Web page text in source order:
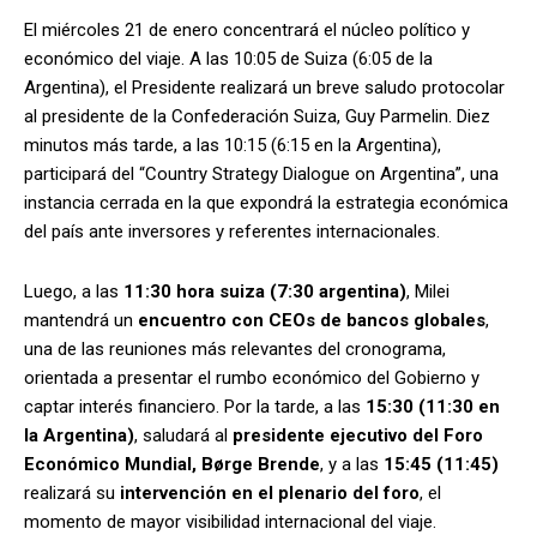
El miércoles 21 de enero concentrará el núcleo político y
económico del viaje. A las 10:05 de Suiza (6:05 de la
Argentina), el Presidente realizará un breve saludo protocolar
al presidente de la Confederación Suiza, Guy Parmelin. Diez
minutos más tarde, a las 10:15 (6:15 en la Argentina),
participará del “Country Strategy Dialogue on Argentina”, una
instancia cerrada en la que expondrá la estrategia económica
del país ante inversores y referentes internacionales.
Luego, a las 11:30 hora suiza (7:30 argentina), Milei
mantendrá un encuentro con CEOs de bancos globales,
una de las reuniones más relevantes del cronograma,
orientada a presentar el rumbo económico del Gobierno y
captar interés financiero. Por la tarde, a las 15:30 (11:30 en
la Argentina), saludará al presidente ejecutivo del Foro
Económico Mundial, Børge Brende, y a las 15:45 (11:45)
realizará su intervención en el plenario del foro, el
momento de mayor visibilidad internacional del viaje.